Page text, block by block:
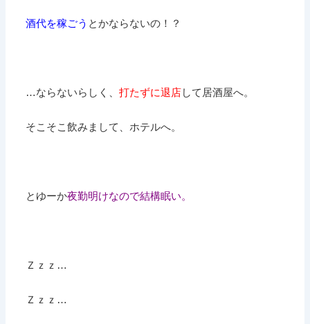
酒代を稼ごう とかならないの！？
…ならないらしく、打たずに退店して居酒屋へ。
そこそこ飲みまして、ホテルへ。
とゆーか夜勤明けなので結構眠い。
Ｚｚｚ…
Ｚｚｚ…